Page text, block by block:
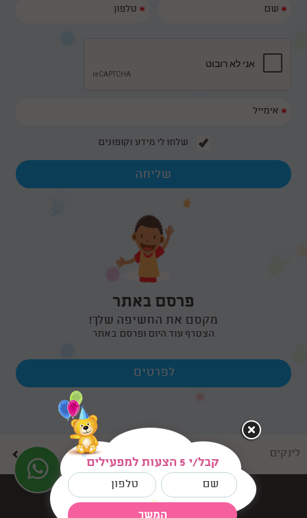
*
*
*
שלחו לי מידע וקופונים
פרסם באתר
מקסם את החשיפה שלך!
הצטרף עוד היום ופרסם באתר
לפרטים
לינקים
בניית אתרים dooble
קבל/י 5 הצעות למפעילים
המשך